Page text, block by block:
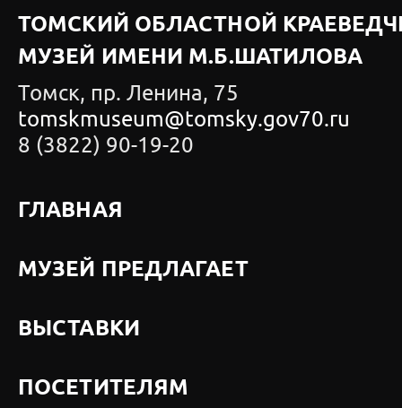
ТОМСКИЙ ОБЛАСТНОЙ
МУЗЕЙ ИМЕНИ М.Б.ШАТИЛОВА
Томск, пр. Ленина, 75
tomskmuseum@tomsky.gov70.ru
8 (3822) 90-19-20
ГЛАВНАЯ
МУЗЕЙ ПРЕДЛАГАЕТ
ВЫСТАВКИ
ПОСЕТИТЕЛЯМ